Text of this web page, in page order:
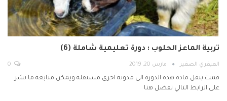
تربية الماعز الحلوب : دورة تعليمية شاملة (6)
العبقري الصغير مارس 20, 2019
قمت بنقل مادة هذه الدورة الى مدونة اخرى مستقلة ويمكن متابعة ما نشر
على الرابط التالي تفضل هنا